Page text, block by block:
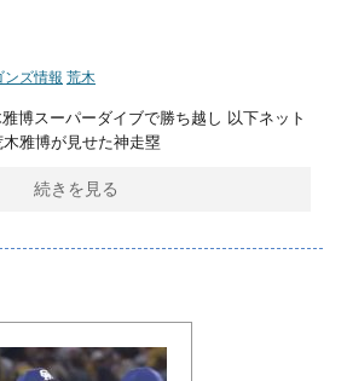
ズ情報 荒木
博スーパーダイブで勝ち越し 以下ネット
雅博が見せた神走塁
続きを見る